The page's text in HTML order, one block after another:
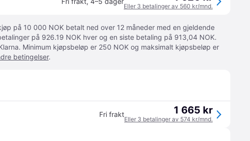
Eller 3 betalinger av 560 kr/mnd.
på 10 000 NOK betalt ned over 12 måneder med en gjeldende
på 926.19 NOK hver og en siste betaling på 913,04 NOK.
Minimum kjøpsbeløp er 250 NOK og maksimalt kjøpsbeløp er
betingelser.
Fri frakt 1 665 kr
Eller 3 betalinger av 574 kr/mnd.